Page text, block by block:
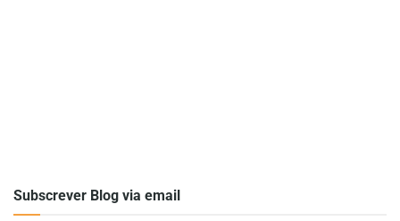
Subscrever Blog via email